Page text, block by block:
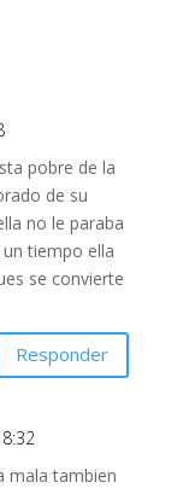
pobre de la
de su
no le paraba
tiempo ella
se convierte
Responder
mala tambien